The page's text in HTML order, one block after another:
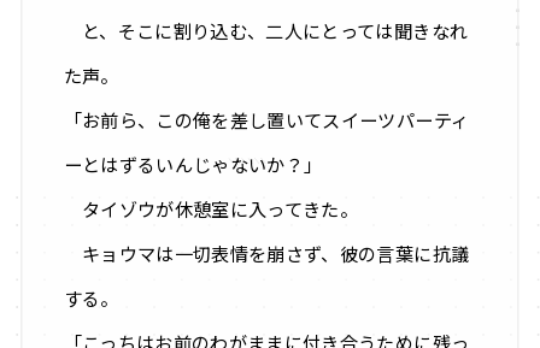
と、そこに割り込む、二人にとっては聞きなれ
た声。
「お前ら、この俺を差し置いてスイーツパーティ
ーとはずるいんじゃないか？」
タイゾウが休憩室に入ってきた。
キョウマは一切表情を崩さず、彼の言葉に抗議
する。
「こっちはお前のわがままに付き合うために残っ